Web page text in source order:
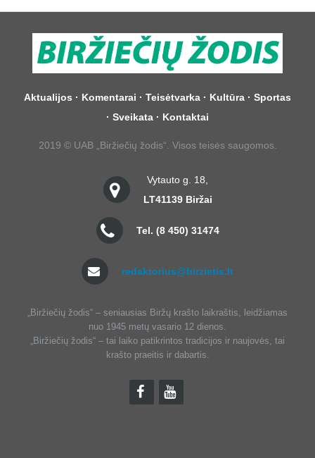
Aktualijos · Komentarai · Teisėtvarka · Kultūra · Sportas
· Sveikata · Kontaktai
2019 © UAB „Biržiečių žodis“. Visos teisės saugomos.
Vytauto g. 18,
LT­41139 Biržai
Tel. (8 450) 31474
redaktorius@birzietis.lt
„Biržiečių žodis“ – seniausias Biržų krašto laikraštis, leidžiamas
nuo 1945 metų vasario 12 dienos.
„Biržiečių žodis“ – tai laiko patikrintos tradicijos ir naujovės, tai
krašto praeitis ir dabartis.